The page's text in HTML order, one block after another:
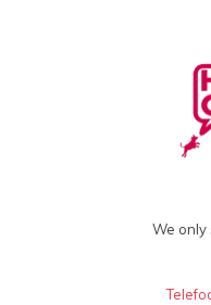
We only